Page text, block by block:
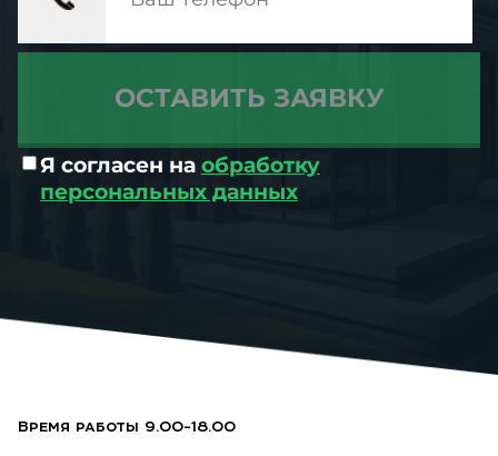
Я согласен на обработку
персональных данных
Время работы 9.00-18.00